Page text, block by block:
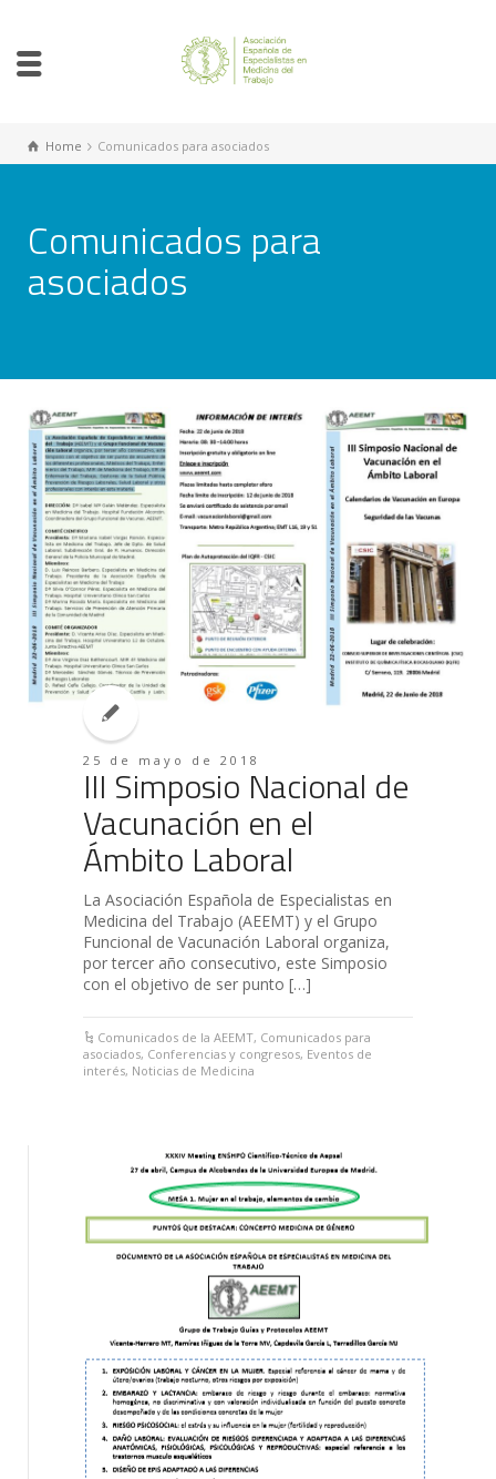
Home Comunicados para asociados
Comunicados para
asociados
25 de mayo de 2018
III Simposio Nacional de
Vacunación en el
Ámbito Laboral
La Asociación Española de Especialistas en
Medicina del Trabajo (AEEMT) y el Grupo
Funcional de Vacunación Laboral organiza,
por tercer año consecutivo, este Simposio
con el objetivo de ser punto […]
Comunicados de la AEEMT, Comunicados para
asociados, Conferencias y congresos, Eventos de
interés, Noticias de Medicina